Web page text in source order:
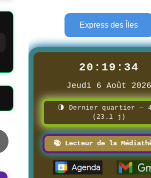
Express des Îles
20:19:36
Jeudi 6 Août 2026
🌗 Dernier quartier —
(23.1 j)
📚 Lecteur de la